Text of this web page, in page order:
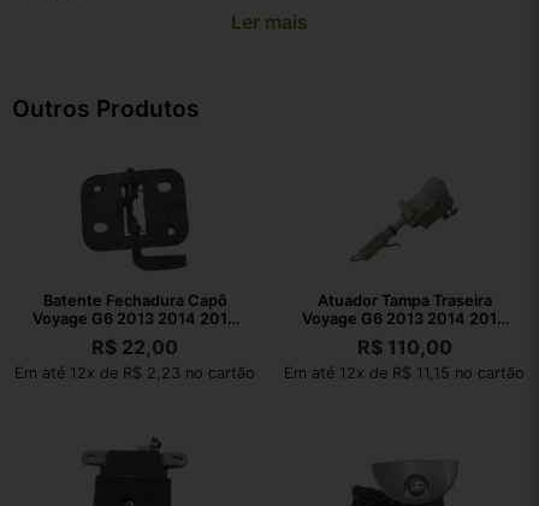
Ler mais
Outros Produtos
Batente Fechadura Capô
Voyage G6 2013 2014 2015
2016
R$ 22,00
Em até 12x de R$ 2,23 no cartão
Atuador Tampa Traseira
Voyage G6 2013 2014 2015
2016
R$110,00
Em até 12x de R$ 11,15 no cartão